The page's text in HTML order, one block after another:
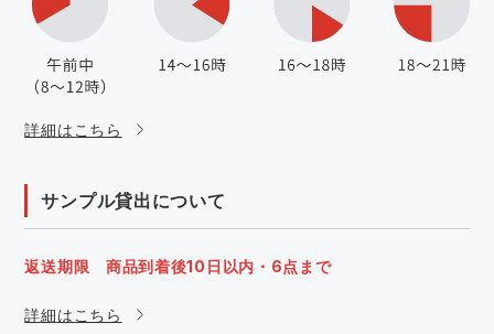
詳細はこちら
サンプル貸出について
返送期限 商品到着後10日以内・6点まで
詳細はこちら